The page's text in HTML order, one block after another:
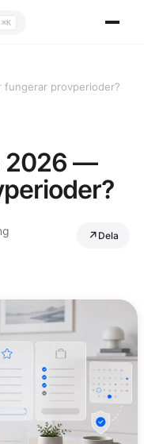
⌘K
fungerar provperioder?
2026 —
Dela